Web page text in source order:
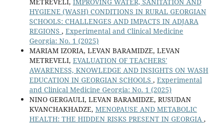
HYGIENE (WASH) CONDITIONS IN RURAL GEORGIAN
SCHOOLS: CHALLENGES AND IMPACTS IN ADJARA
REGIONS , Experimental and Clinical Medicine
Georgia: No. 1 (2025)
MARIAM IZORIA, LEVAN BARAMIDZE, LEVAN
METREVELI, EVALUATION OF TEACHERS'
AWARENESS, KNOWLEDGE AND INSIGHTS ON WASH
EDUCATION IN GEORGIAN SCHOOLS , Experimental
and Clinical Medicine Georgia: No. 1 (2025)
NINO GERGAULI, LEVAN BARAMIDZE, RUSUDAN
KVANCHAKHADZE, MENOPAUSE AND METABOLIC
HEALTH: THE HIDDEN RISKS PRESENT IN GEORGIA ,